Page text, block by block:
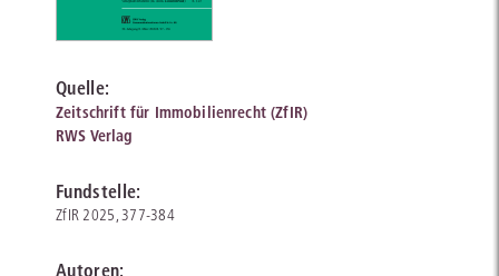
Quelle:
Zeitschrift für Immobilienrecht (ZfIR)
RWS Verlag
Fundstelle:
ZfIR 2025, 377-384
Autoren: